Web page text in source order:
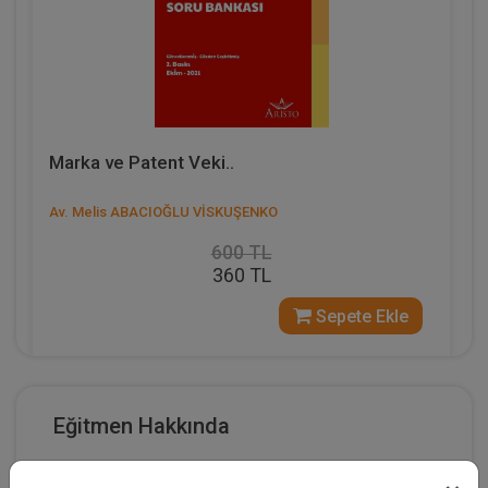
Marka ve Patent Veki..
Av. Melis ABACIOĞLU VİSKUŞENKO
600 TL
360 TL
Sepete Ekle
Eğitmen Hakkında